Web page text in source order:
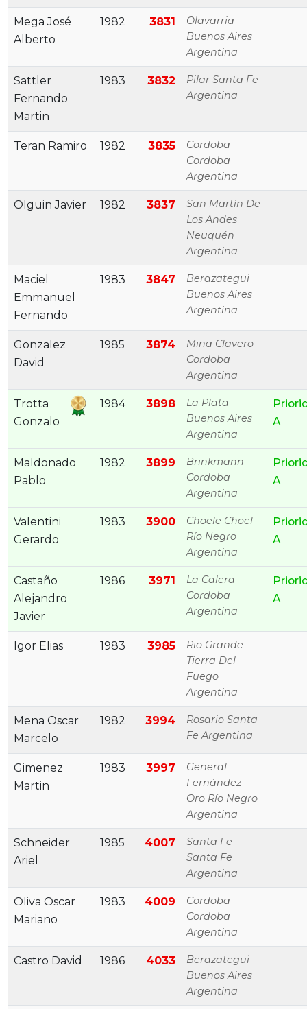
Mega José
Alberto
1982 3831
Olavarria
Buenos Aires
Argentina
Sattler
Fernando
Martin
1983 3832
Pilar Santa Fe
Argentina
Teran Ramiro 1982 3835
Cordoba
Cordoba
Argentina
Olguin Javier 1982 3837
San Martín De
Los Andes
Neuquén
Argentina
Maciel
Emmanuel
Fernando
1983 3847
Berazategui
Buenos Aires
Argentina
Gonzalez
David
1985 3874
Mina Clavero
Cordoba
Argentina
Trotta
Gonzalo
1984 3898
La Plata
Buenos Aires
Argentina
A
Maldonado
Pablo
1982 3899
Brinkmann
Cordoba
Argentina
A
Valentini
Gerardo
1983 3900
Choele Choel
Río Negro
Argentina
A
Castaño
Alejandro
Javier
1986 3971
La Calera
Cordoba
Argentina
A
Igor Elias 1983 3985
Rio Grande
Tierra Del
Fuego
Argentina
Mena Oscar
Marcelo
1982 3994
Rosario Santa
Fe Argentina
Gimenez
Martin
1983 3997
General
Fernández
Oro Río Negro
Argentina
Schneider
Ariel
1985 4007
Santa Fe
Santa Fe
Argentina
Oliva Oscar
Mariano
1983 4009
Cordoba
Cordoba
Argentina
Castro David 1986 4033
Berazategui
Buenos Aires
Argentina